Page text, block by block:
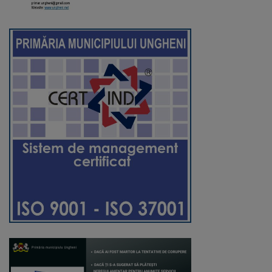
de
funcționare
Integritate
calitate
Consiliul
Secretar
Consilieri